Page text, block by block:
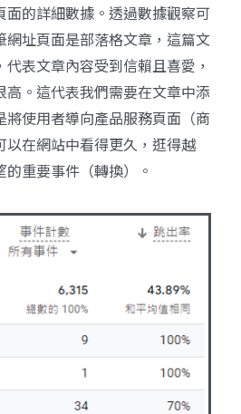
的詳細數據。透過數據觀察可
網址頁面是部落格文章，這篇文
表文章內容受到信賴且喜愛，
。這代表我們需要在文章中添
使用者導向產品服務頁面（商
以在網站中看得更久，逛得越
重要事件（轉換）。